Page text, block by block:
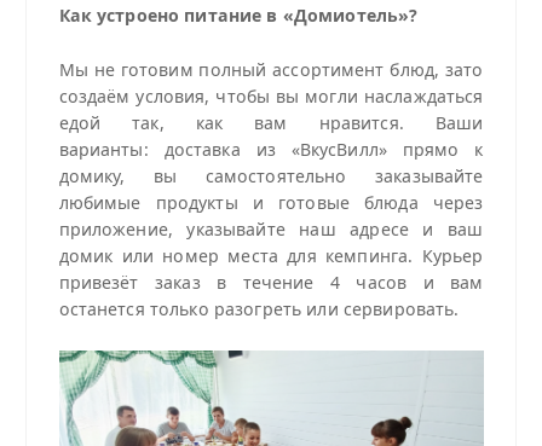
Как устроено питание в «Домиотель»?
Мы не готовим полный ассортимент блюд, зато
создаём условия, чтобы вы могли наслаждаться
едой так, как вам нравится. Ваши
варианты: доставка из «ВкусВилл» прямо к
домику, вы самостоятельно заказывайте
любимые продукты и готовые блюда через
приложение, указывайте наш адресе и ваш
домик или номер места для кемпинга. Курьер
привезёт заказ в течение 4 часов и вам
останется только разогреть или сервировать.